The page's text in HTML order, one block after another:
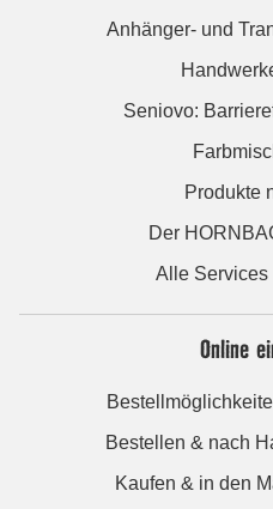
Anhänger- und
Seniovo:
Produkte
Der
Alle
Online
Bestellen & nach
Kaufen & in den